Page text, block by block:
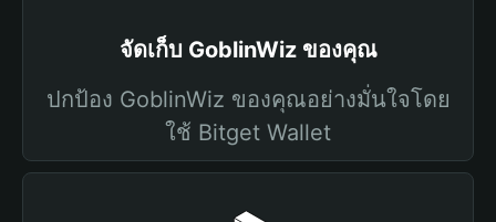
จัดเก็บ GoblinWiz ของคุณ
ปกป้อง GoblinWiz ของคุณอย่างมั่นใจโดย
ใช้ Bitget Wallet